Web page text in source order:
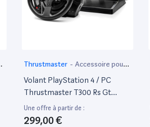
Thrustmaster - Accessoire pour
ordinateur portable
Volant PlayStation 4 / PC
Thrustmaster T300 Rs Gt
Edition
Une offre à partir de :
299,00 €